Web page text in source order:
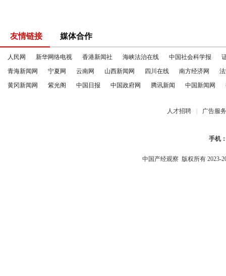
友情链接 媒体合作
人民网 新华网络电视 香港新闻社 海峡法治在线 中国社会科学报
青海新闻网
宁夏网 云南网 山西新闻网 四川在线 南方经济网
黄冈新闻网
紫光阁 中国日报 中国政府网 腾讯新闻 中国新闻网
人才招聘 广告服务
手机
中国产经观察 版权所有 2023-